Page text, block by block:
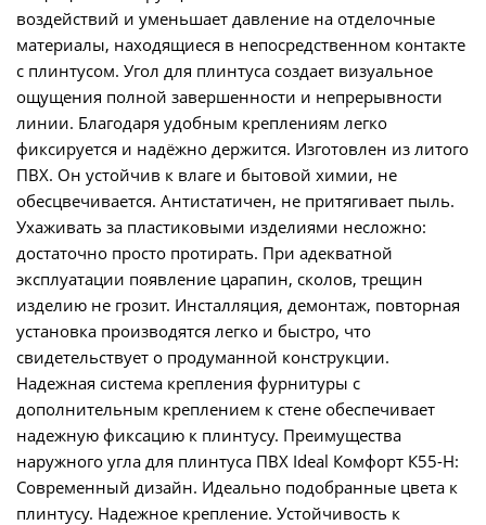
воздействий и уменьшает давление на отделочные
материалы, находящиеся в непосредственном контакте
с плинтусом. Угол для плинтуса создает визуальное
ощущения полной завершенности и непрерывности
линии. Благодаря удобным креплениям легко
фиксируется и надёжно держится. Изготовлен из литого
ПВХ. Он устойчив к влаге и бытовой химии, не
обесцвечивается. Антистатичен, не притягивает пыль.
Ухаживать за пластиковыми изделиями несложно:
достаточно просто протирать. При адекватной
эксплуатации появление царапин, сколов, трещин
изделию не грозит. Инсталляция, демонтаж, повторная
установка производятся легко и быстро, что
свидетельствует о продуманной конструкции.
Надежная система крепления фурнитуры с
дополнительным креплением к стене обеспечивает
надежную фиксацию к плинтусу. Преимущества
наружного угла для плинтуса ПВХ Ideal Комфорт К55-Н:
Современный дизайн. Идеально подобранные цвета к
плинтусу. Надежное крепление. Устойчивость к